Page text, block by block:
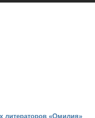
литераторов «Омилия»